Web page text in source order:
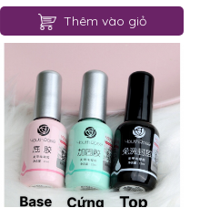
Thêm vào giỏ